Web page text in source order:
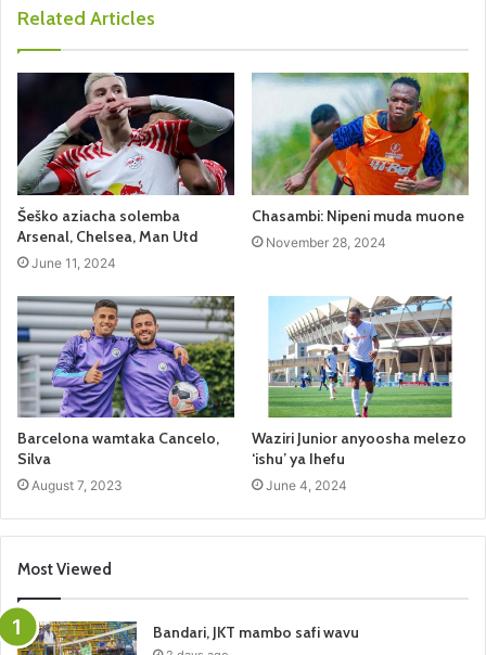
Related Articles
Šeško aziacha solemba
Arsenal, Chelsea, Man Utd
June 11, 2024
Chasambi: Nipeni muda muone
November 28, 2024
Barcelona wamtaka Cancelo,
Silva
August 7, 2023
Waziri Junior anyoosha melezo
‘ishu’ ya Ihefu
June 4, 2024
Most Viewed
Bandari, JKT mambo safi wavu